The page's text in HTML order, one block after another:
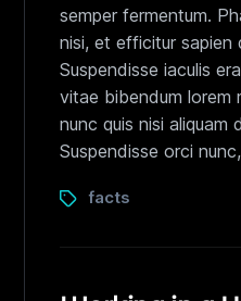
semper fermentum.
nisi, et efficitur sapien
Suspendisse iaculis
vitae bibendum lorem
nunc quis nisi aliquam
Suspendisse orci
facts